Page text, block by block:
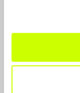
Kontakt